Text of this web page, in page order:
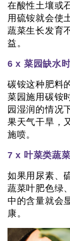
在酸性土壤或
用硫铵就会使
蔬菜生长发育
益。
6 x 菜园缺水
碳铵这种肥料
菜园施用碳铵
园湿润的情况
果天气干旱，
施喷。
7 x 叶菜类蔬
如果用尿素、
蔬菜叶肥色绿
中的含量就会
康。